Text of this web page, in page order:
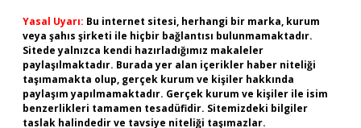
Yasal Uyarı: Bu internet sitesi, herhangi bir marka, kurum
veya şahıs şirketi ile hiçbir bağlantısı bulunmamaktadır.
Sitede yalnızca kendi hazırladığımız makaleler
paylaşılmaktadır. Burada yer alan içerikler haber niteliği
taşımamakta olup, gerçek kurum ve kişiler hakkında
paylaşım yapılmamaktadır. Gerçek kurum ve kişiler ile isim
benzerlikleri tamamen tesadüfidir. Sitemizdeki bilgiler
taslak halindedir ve tavsiye niteliği taşımazlar.